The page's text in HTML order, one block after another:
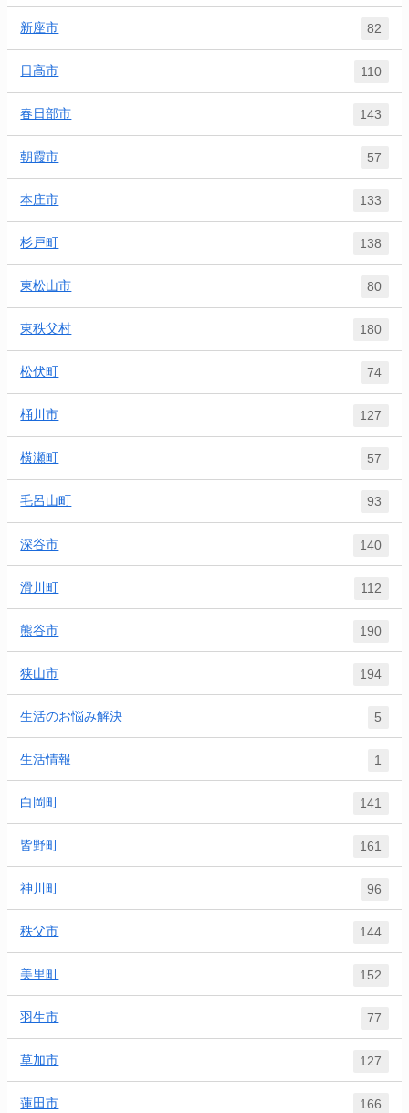
新座市 82
日高市 110
春日部市 143
朝霞市 57
本庄市 133
杉戸町 138
東松山市 80
東秩父村 180
松伏町 74
桶川市 127
横瀬町 57
毛呂山町 93
深谷市 140
滑川町 112
熊谷市 190
狭山市 194
生活のお悩み解決 5
生活情報 1
白岡町 141
皆野町 161
神川町 96
秩父市 144
美里町 152
羽生市 77
草加市 127
蓮田市 166